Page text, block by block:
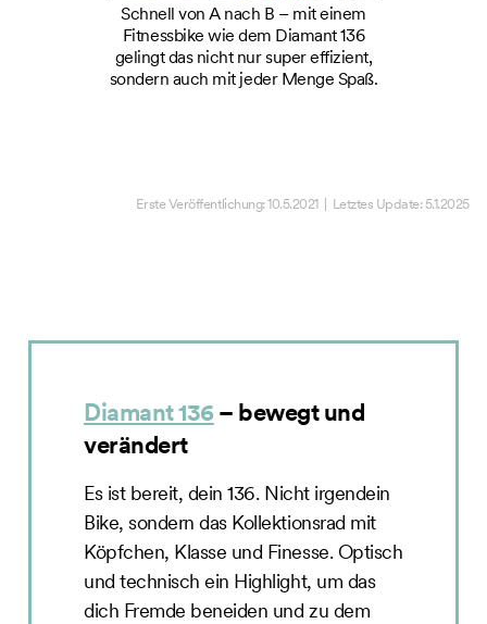
Schnell von A nach B – mit einem
Fitnessbike wie dem Diamant 136
gelingt das nicht nur super effizient,
sondern auch mit jeder Menge Spaß.
Erste Veröffentlichung:10.5.2021| Letztes Update:5.1.2025
Diamant 136– bewegt und
verändert
Es ist bereit, dein 136. Nicht irgendein
Bike, sondern das Kollektionsrad mit
Köpfchen, Klasse und Finesse. Optisch
und technisch ein Highlight, um das
dich Fremde beneiden und zu dem